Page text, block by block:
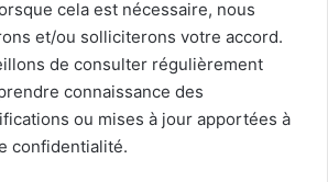
cela est nécessaire, nous
et/ou solliciterons votre accord.
de consulter régulièrement
connaissance des
ou mises à jour apportées à
confidentialité.